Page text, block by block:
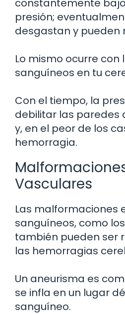
constantemente
presión;
desgastan y pueden
Lo mismo ocurre con
sanguíneos en tu
Con el tiempo, la
debilitar las paredes
y, en el peor de los
hemorragia.
Vasculares
Las malformaciones
sanguíneos, como
también pueden ser
las hemorragias
Un aneurisma es
se infla en un lugar
sanguíneo.